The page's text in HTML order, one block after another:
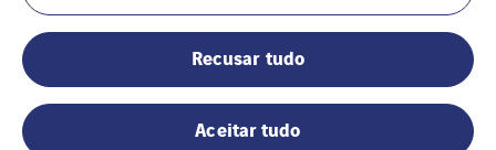
Compliance
Livro de Reclamações
Relatório de Sustentabilidade
Recusar tudo
Aceitar tudo